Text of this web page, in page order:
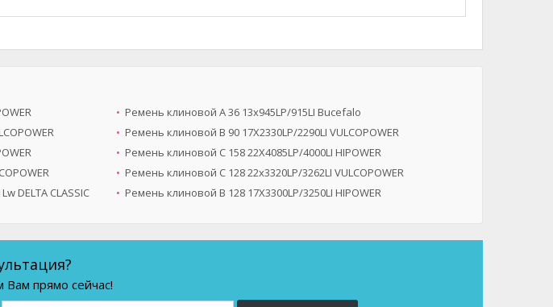
Ремень клиновой A 36 13x945LP/915LI Bucefalo
Ремень клиновой B 90 17X2330LP/2290LI VULCOPOWER
Ремень клиновой C 158 22X4085LP/4000LI HIPOWER
Ремень клиновой C 128 22x3320LP/3262LI VULCOPOWER
DELTA CLASSIC
Ремень клиновой B 128 17X3300LP/3250LI HIPOWER
прямо сейчас!